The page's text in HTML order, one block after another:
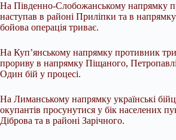
На Південно-Слобожанському напрямку
наступав в районі Приліпки та в
бойова операція триває.
На Куп’янському напрямку противник
прориву в напрямку Піщаного,
Один бій у процесі.
На Лиманському напрямку українські
окупантів просунутися у бік населених
Діброва та в районі Зарічного.